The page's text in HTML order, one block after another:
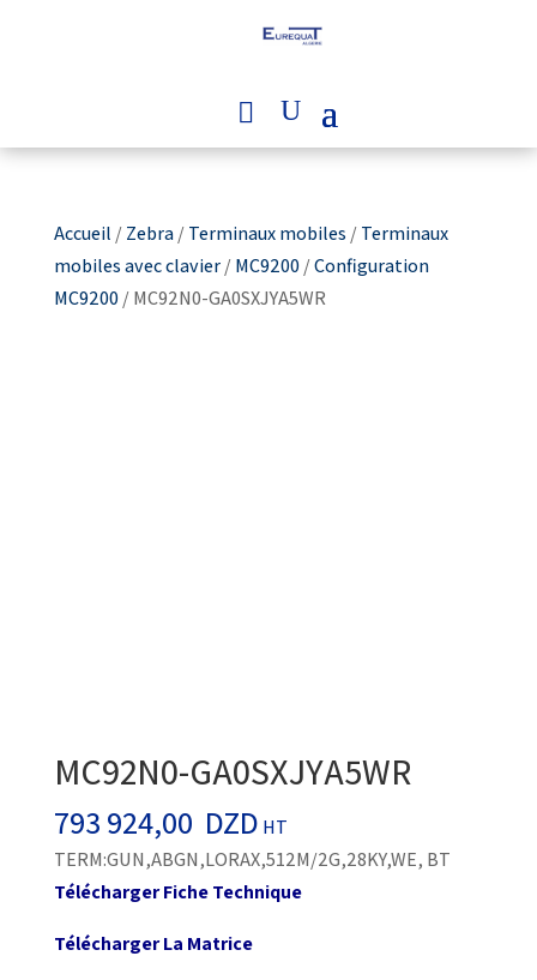
Accueil /Zebra/Terminaux mobiles /Terminaux
mobiles avec clavier/MC9200/Configuration
MC9200/ MC92N0-GA0SXJYA5WR
MC92N0-GA0SXJYA5WR
793 924,00 DZD HT
TERM:GUN,ABGN,LORAX,512M/2G,28KY,WE, BT
Télécharger Fiche Technique
Télécharger La Matrice